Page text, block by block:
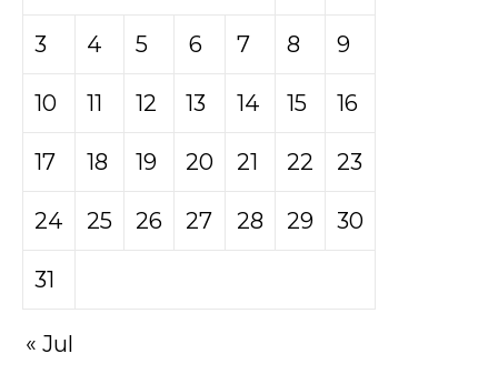
3 4 5 6 7 8 9
10 11 12 13 14 15 16
17 18 19 20 21 22 23
24 25 26 27 28 29 30
31
« Jul